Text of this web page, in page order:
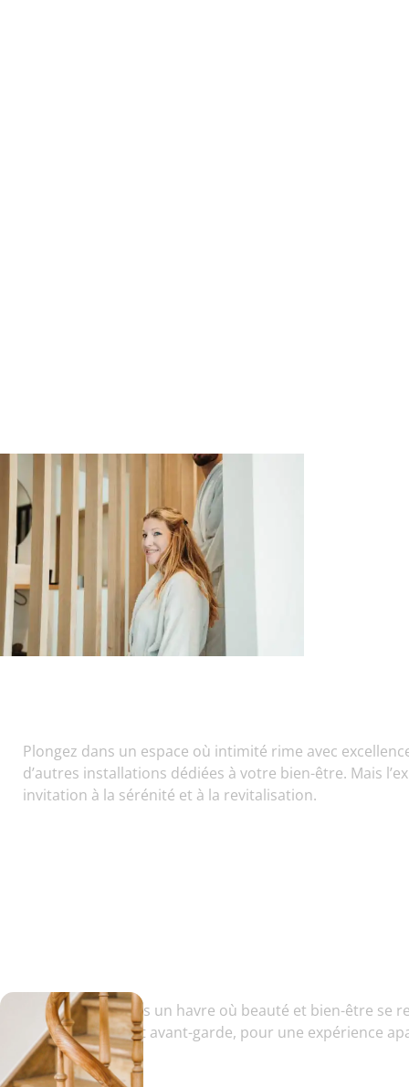
Plongez dans un espace où intimité rime avec
d’autres installations dédiées à votre bien-être. Mais
invitation à la sérénité et à la revitalisation.
Entrez dans un havre où beauté et bien-être se
tradition et avant-garde, pour une expérience